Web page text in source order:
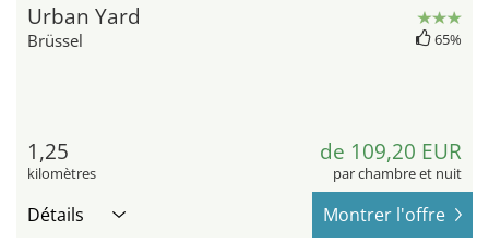
Urban Yard
Brüssel 65%
1,25
kilomètres
de 109,20 EUR
par chambre et nuit
Détails Montrer l'offre